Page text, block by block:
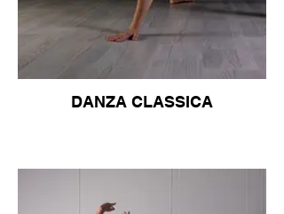
DANZA CLASSICA